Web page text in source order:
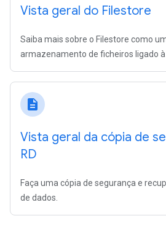
Vista geral do Filestore
Saiba mais sobre o Filestore como
armazenamento de ficheiros ligado à
description
Vista geral da cópia de
RD
Faça uma cópia de segurança e
de dados.